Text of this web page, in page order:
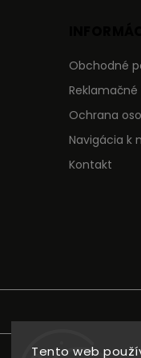
Tento web
Obchodné
Ochrana
Navigácia k
Kontakt